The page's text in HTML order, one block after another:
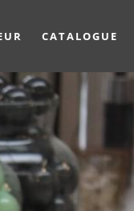
CATALOGUE